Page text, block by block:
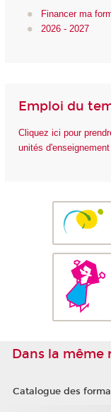
Financer ma
2026 - 2027
Emploi du
Cliquez ici pour
unités
Dans la même
Catalogue des